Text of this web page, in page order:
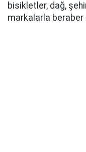
bisikletler, dağ,
markalarla beraber